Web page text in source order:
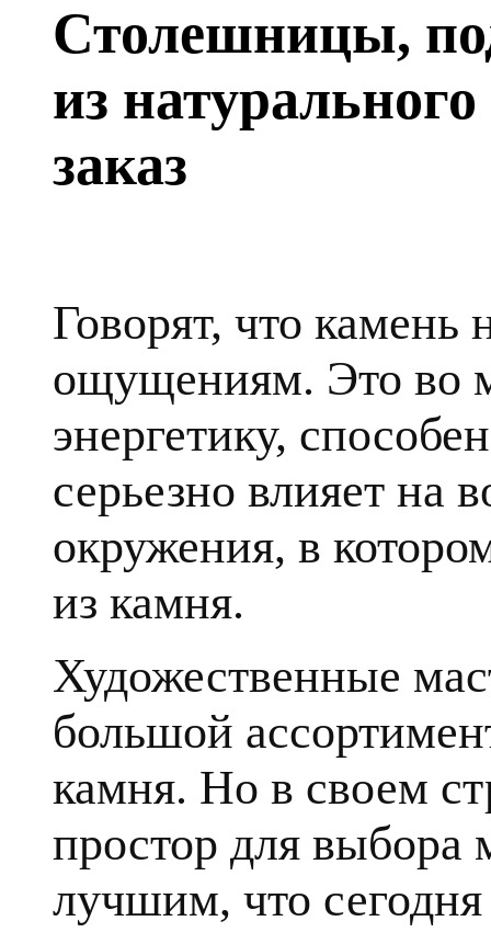
Столешницы,
из
заказ
Говорят, что
ощущениям. Это во
энергетику,
серьезно влияет на
окружения, в
из камня.
Художественные
большой
камня. Но в своем
простор для выбора
лучшим, что